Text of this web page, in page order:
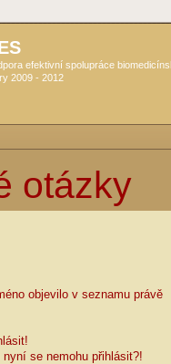
efektivní spolupráce
2009 - 2012
otázky
objevilo v seznamu právě
se nemohu přihlásit?!